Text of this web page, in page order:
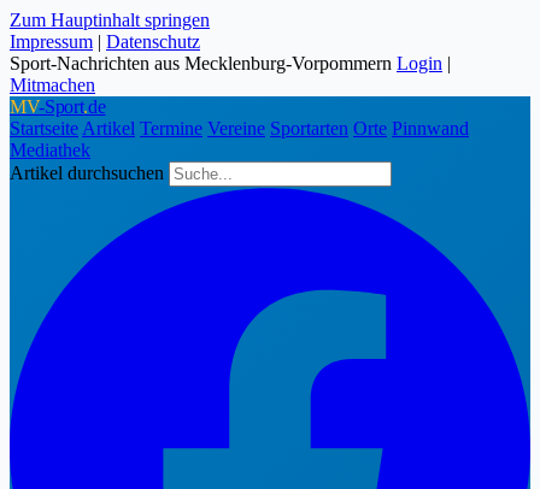
Zum Hauptinhalt springen
Impressum | Datenschutz
Sport-Nachrichten aus Mecklenburg-Vorpommern Login |
Mitmachen
MV-Sport.de
Startseite Artikel Termine Vereine Sportarten Orte Pinnwand
Mediathek
Artikel durchsuchen